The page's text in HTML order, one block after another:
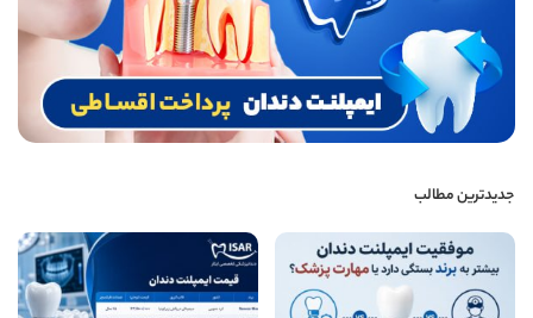
جدیدترین مطالب